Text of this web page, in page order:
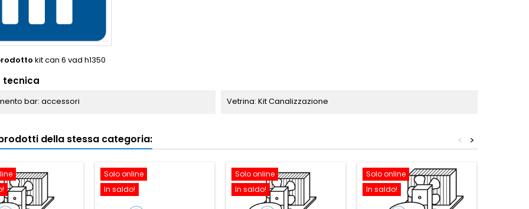
kit can 6 vad h1350
tecnica
bar: accessori Vetrina: Kit Canalizzazione
della stessa categoria: >
<
Solo online
In saldo!
Solo online
In saldo!
Solo online
In saldo!